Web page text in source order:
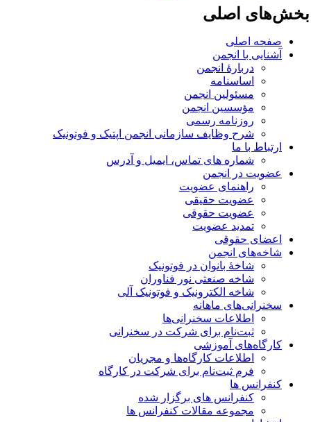
اصلی
صفحه اصلی
آشنایی با انجمن
دربارۀ انجمن
اساسنامه
مسئولین انجمن
مؤسسین انجمن
روزنامه رسمی
شرح وظایف سازمانی انجمن اپتیک و فوتونیک
ارتباط با ما
شماره های تماس، ایمیل و آدرس
عضویت در انجمن
راهنمای عضویت
عضویت حقیقی
عضویت حقوقی
تمدید عضویت
اعضای حقوقی
شاخه‌های انجمن
شاخۀ بانوان در فوتونیک
شاخه صنعتی نور فناوران
شاخه‌ الکترونیک و فوتونیک آلی
سخنرانی‌های ماهانه
اطلاعات سخنرانی‌‌ها
ثبت‌نام برای شرکت در سخنرانی
کارگاه‌های آموزشی
اطلاعات کارگاه‌ها و مجریان
فرم ثبت‌نام برای شرکت در کارگاه
کنفرانس ها
کنفرانس های برگزار شده
مجموعه مقالات کنفرانس ها